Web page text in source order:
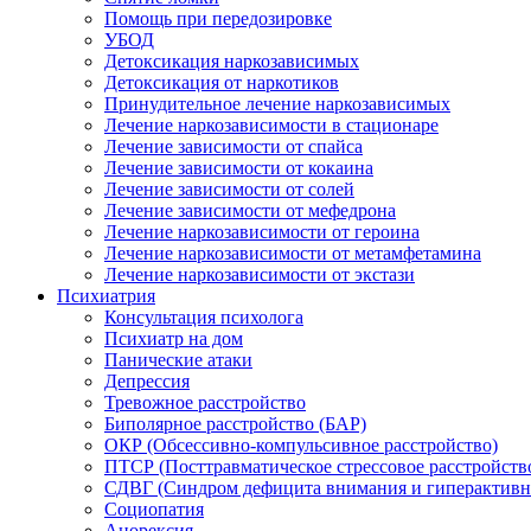
Помощь при передозировке
УБОД
Детоксикация наркозависимых
Детоксикация от наркотиков
Принудительное лечение наркозависимых
Лечение наркозависимости в стационаре
Лечение зависимости от спайса
Лечение зависимости от кокаина
Лечение зависимости от солей
Лечение зависимости от мефедрона
Лечение наркозависимости от героина
Лечение наркозависимости от метамфетамина
Лечение наркозависимости от экстази
Психиатрия
Консультация психолога
Психиатр на дом
Панические атаки
Депрессия
Тревожное расстройство
Биполярное расстройство (БАР)
ОКР (Обсессивно-компульсивное расстройство)
ПТСР (Посттравматическое стрессовое
СДВГ (Синдром дефицита внимания и
Социопатия